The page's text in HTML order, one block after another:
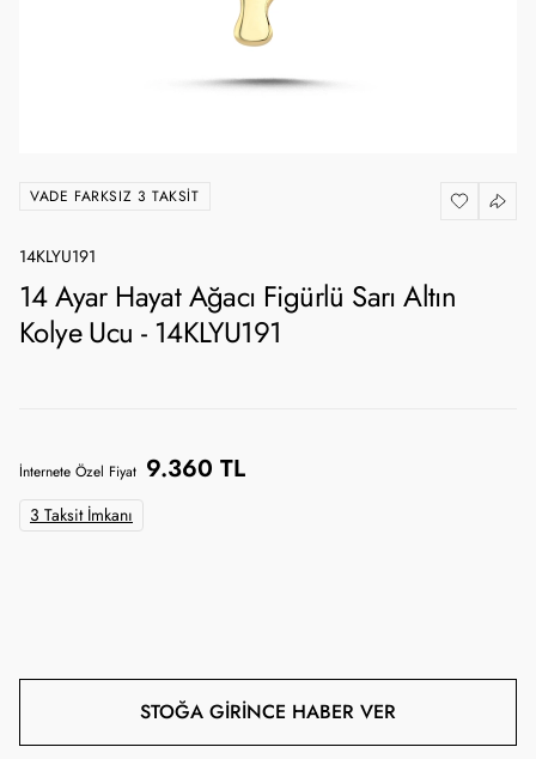
VADE FARKSIZ 3 TAKSIT
14KLYU191
14 Ayar Hayat Ağacı Figürlü Sarı Altın
Kolye Ucu - 14KLYU191
İnternete Özel Fiyat 9.360 TL
3 Taksit İmkanı
STOĞA GIRINCE HABER VER